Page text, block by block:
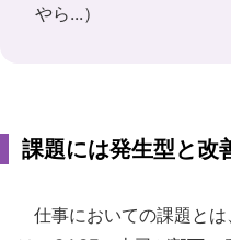
やら...）
課題には発生型と改
仕事においての課題と